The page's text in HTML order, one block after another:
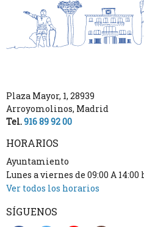
Plaza Mayor, 1, 28939
Arroyomolinos, Madrid
Tel.916 89 92 00
HORARIOS
Ayuntamiento
Lunes a viernes de 09:00 A 14:00
Ver todos los horarios
SÍGUENOS